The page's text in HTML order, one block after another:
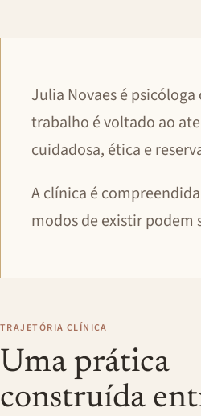
Julia Novaes é
trabalho é voltado ao
cuidadosa, ética e
A clínica é
modos de existir podem
TRAJETÓRIA CLÍNICA
Uma prática
construída